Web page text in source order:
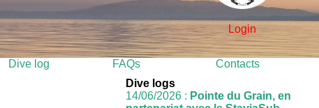
Login
Dive log FAQs
Contacts
Dive logs
14/06/2026 : Pointe du Grain, en